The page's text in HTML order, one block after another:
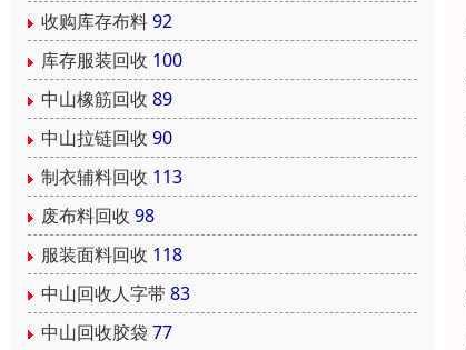
收购库存布料92
库存服装回收 100
中山橡筋回收 89
中山拉链回收 90
制衣辅料回收 113
废布料回收 98
服装面料回收 118
中山回收人字带83
中山回收胶袋 77